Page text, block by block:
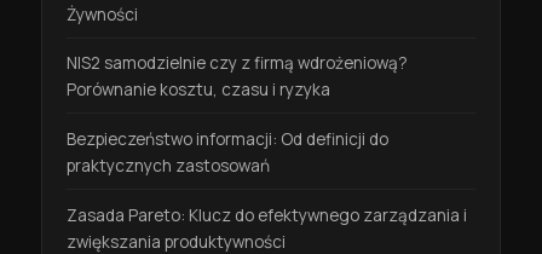
Żywności
NIS2 samodzielnie czy z firmą wdrożeniową?
Porównanie kosztu, czasu i ryzyka
Bezpieczeństwo informacji: Od definicji do
praktycznych zastosowań
Zasada Pareto: Klucz do efektywnego zarządzania i
zwiększania produktywności